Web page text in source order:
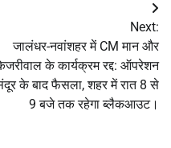
Next:
जालंधर-नवांशहर में CM मान और
के कार्यक्रम रद्द: ऑपरेशन
के बाद फैसला, शहर में रात 8 से
9 बजे तक रहेगा ब्लैकआउट।